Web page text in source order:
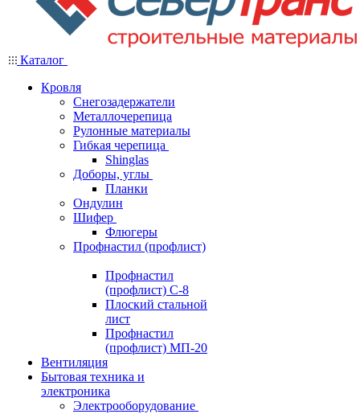
Каталог
Кровля
Снегозадержатели
Металлочерепица
Рулонные материалы
Гибкая черепица
Shinglas
Доборы, углы
Планки
Ондулин
Шифер
Флюгеры
Профнастил (профлист)
Профнастил
(профлист) С-8
Плоский стальной
лист
Профнастил
(профлист) МП-20
Вентиляция
Бытовая техника и
электроника
Электрооборудование